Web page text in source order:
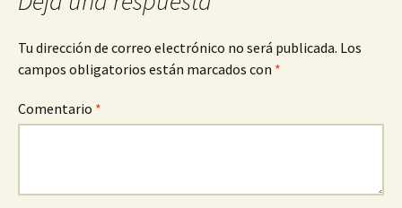
entradas
Tu dirección de correo electrónico no será publicada. Los
campos obligatorios están marcados con *
Comentario *